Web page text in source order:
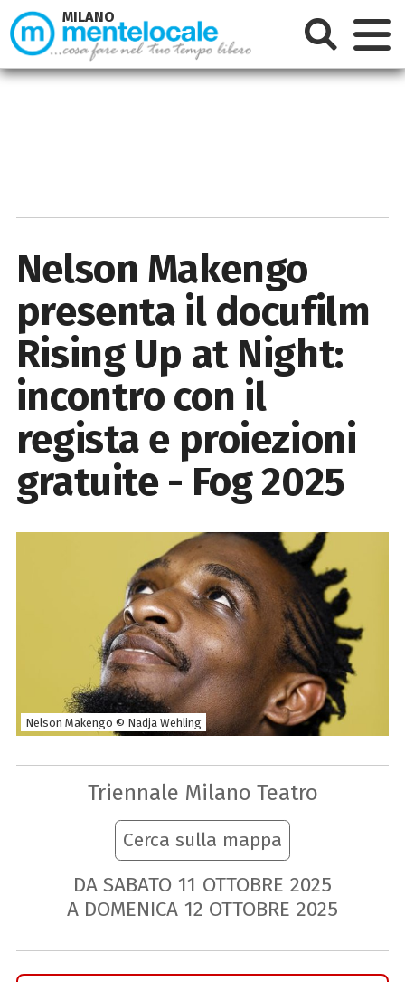
Nelson Makengo
presenta il docufilm
Rising Up at Night:
incontro con il
regista e proiezioni
gratuite - Fog 2025
Nelson Makengo © Nadja Wehling
Triennale Milano Teatro
Cerca sulla mappa
DA SABATO 11 OTTOBRE 2025
A DOMENICA 12 OTTOBRE 2025
MILANO